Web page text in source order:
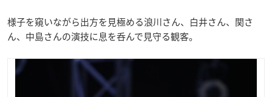
様子を窺いながら出方を見極める浪川さん、白井さん、関さ
ん、中島さんの演技に息を呑んで見守る観客。